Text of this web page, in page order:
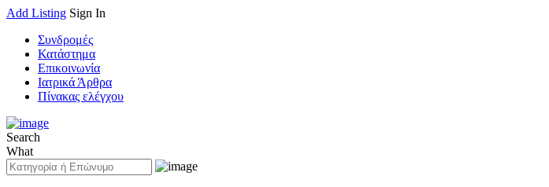
Add Listing Sign In
Συνδρομές
Κατάστημα
Επικοινωνία
Ιατρικά Άρθρα
Πίνακας ελέγχου
Search
What